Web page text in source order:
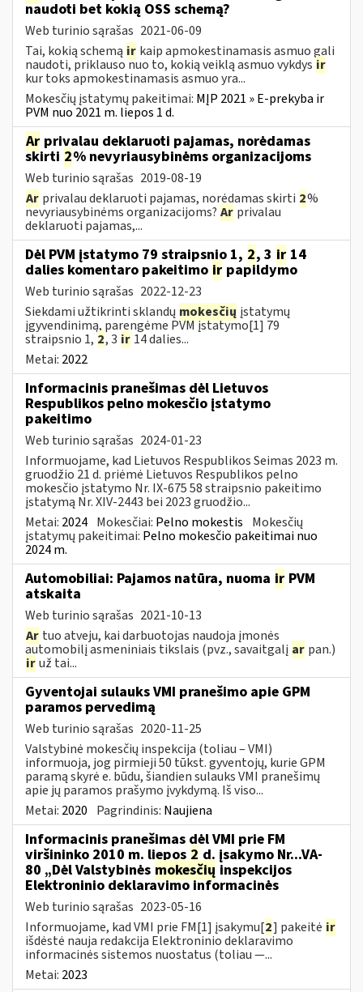
naudoti bet kokią OSS schemą?
Web turinio sąrašas 2021-06-09
Tai, kokią schemą ir kaip apmokestinamasis asmuo gali
naudoti, priklauso nuo to, kokią veiklą asmuo vykdys ir
kur toks apmokestinamasis asmuo yra...
Mokesčių įstatymų pakeitimai: MĮP 2021 » E-prekyba ir
PVM nuo 2021 m. liepos 1 d.
Ar privalau deklaruoti pajamas, norėdamas
skirti 2% nevyriausybinėms organizacijoms
Web turinio sąrašas 2019-08-19
Ar privalau deklaruoti pajamas, norėdamas skirti 2%
nevyriausybinėms organizacijoms? Ar privalau
deklaruoti pajamas,...
Dėl PVM įstatymo 79 straipsnio 1, 2, 3 ir 14
dalies komentaro pakeitimo ir papildymo
Web turinio sąrašas 2022-12-23
Siekdami užtikrinti sklandų mokesčių įstatymų
įgyvendinimą, parengėme PVM įstatymo[1] 79
straipsnio 1, 2, 3 ir 14 dalies...
Metai: 2022
Informacinis pranešimas dėl Lietuvos
Respublikos pelno mokesčio įstatymo
pakeitimo
Web turinio sąrašas 2024-01-23
Informuojame, kad Lietuvos Respublikos Seimas 2023 m.
gruodžio 21 d. priėmė Lietuvos Respublikos pelno
mokesčio įstatymo Nr. IX-675 58 straipsnio pakeitimo
įstatymą Nr. XIV-2443 bei 2023 gruodžio...
Metai: 2024 Mokesčiai: Pelno mokestis Mokesčių
įstatymų pakeitimai: Pelno mokesčio pakeitimai nuo
2024 m.
Automobiliai: Pajamos natūra, nuoma ir PVM
atskaita
Web turinio sąrašas 2021-10-13
Ar tuo atveju, kai darbuotojas naudoja įmonės
automobilį asmeniniais tikslais (pvz., savaitgalį ar pan.)
iruž tai...
Gyventojai sulauks VMI pranešimo apie GPM
paramos pervedimą
Web turinio sąrašas 2020-11-25
Valstybinė mokesčių inspekcija (toliau – VMI)
informuoja, jog pirmieji 50 tūkst. gyventojų, kurie GPM
paramą skyrė e. būdu, šiandien sulauks VMI pranešimų
apie jų paramos prašymo įvykdymą. Iš viso...
Metai: 2020 Pagrindinis: Naujiena
Informacinis pranešimas dėl VMI prie FM
viršininko 2010 m. liepos 2 d. įsakymo Nr...VA-
80 „Dėl Valstybinės mokesčių inspekcijos
Elektroninio deklaravimo informacinės
Web turinio sąrašas 2023-05-16
Informuojame, kad VMI prie FM[1] įsakymu[2] pakeitė ir
išdėstė nauja redakcija Elektroninio deklaravimo
informacinės sistemos nuostatus (toliau —...
Metai: 2023